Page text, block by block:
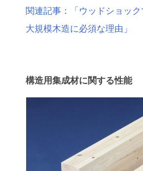
関連記事：「ウッドショッ
大規模木造に必須な理由」
構造用集成材に関する性能